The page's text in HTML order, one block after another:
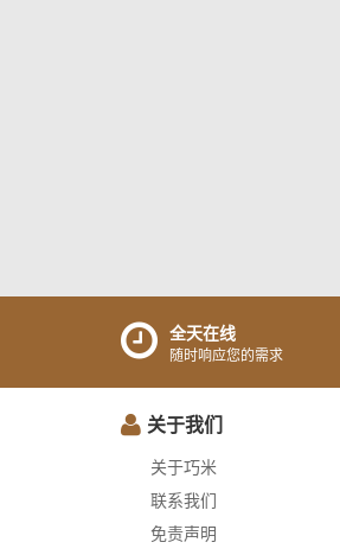
全天在线
随时响应您的需求
关于我们
关于巧米
联系我们
免责声明